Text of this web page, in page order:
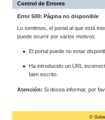
Control de Errores
Error 500: Página no disponible
Lo sentimos, el portal al que está
puede ocurrir por varios motivos:
El portal puede no estar
Ha introducido un URL
bien escrito.
Atención: Si desea informar, por
©